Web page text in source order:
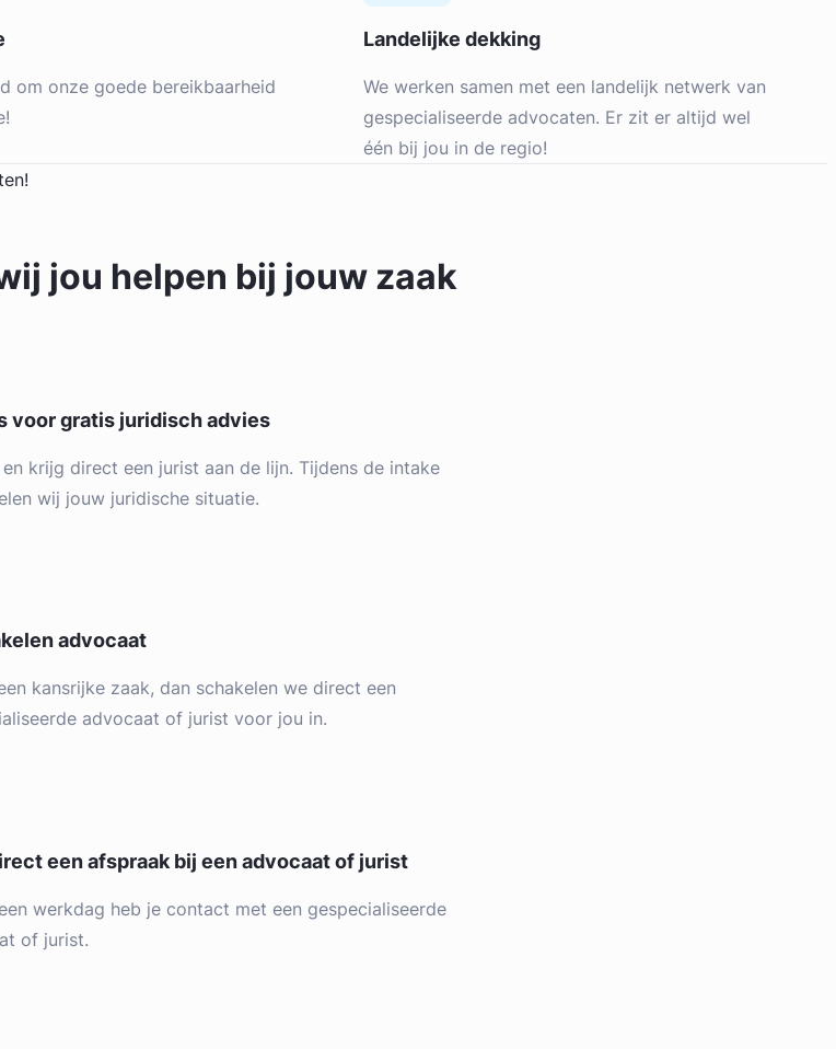
om onze goede bereikbaarheid
Landelijke dekking
We werken samen met een landelijk netwerk van
gespecialiseerde advocaten. Er zit er altijd wel
één bij jou in de regio!
jou helpen bij jouw zaak
voor gratis juridisch advies
en krijg direct een jurist aan de lijn. Tijdens de intake
wij jouw juridische situatie.
advocaat
kansrijke zaak, dan schakelen we direct een
advocaat of jurist voor jou in.
een afspraak bij een advocaat of jurist
werkdag heb je contact met een gespecialiseerde
of jurist.